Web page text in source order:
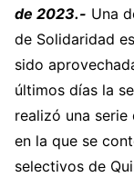
de 2023.- Una
de Solidaridad
sido
últimos días la
realizó una
en la que se
selectivos de